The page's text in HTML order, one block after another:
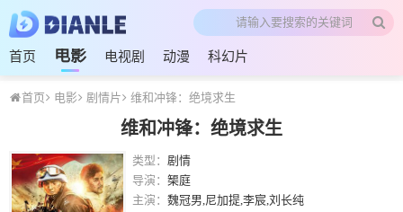
首页 电影 电视剧 动漫 科幻片
首页 电影 剧情片 维和冲锋：绝境求生
维和冲锋：绝境求生
类型： 剧情
导演： 榘庭
主演： 魏冠男,尼加提,李宸,刘长纯